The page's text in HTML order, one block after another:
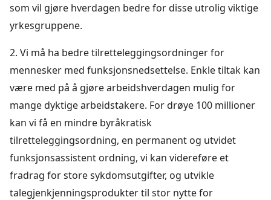
som vil gjøre hverdagen bedre for disse utrolig viktige
yrkesgruppene.
2. Vi må ha bedre tilretteleggingsordninger for
mennesker med funksjonsnedsettelse. Enkle tiltak kan
være med på å gjøre arbeidshverdagen mulig for
mange dyktige arbeidstakere. For drøye 100 millioner
kan vi få en mindre byråkratisk
tilretteleggingsordning, en permanent og utvidet
funksjonsassistent ordning, vi kan videreføre et
fradrag for store sykdomsutgifter, og utvikle
talegjenkjenningsprodukter til stor nytte for